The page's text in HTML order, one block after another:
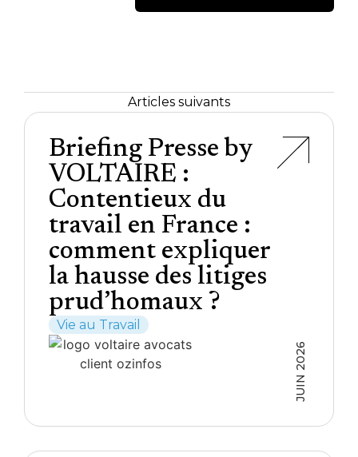
Articles suivants
Briefing Presse by
VOLTAIRE :
Contentieux du
travail en France :
comment expliquer
la hausse des litiges
prud’homaux ?
Vie au Travail
JUIN 2026